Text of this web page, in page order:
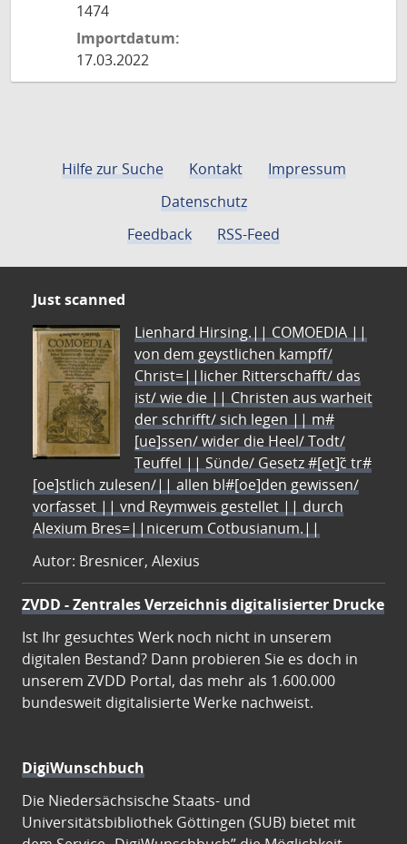
1474
Importdatum:
17.03.2022
Hilfe zur Suche Kontakt
Impressum
Datenschutz
Feedback
RSS-Feed
Just scanned
Lienhard Hirsing.|| COMOEDIA ||
von dem geystlichen kampff/
Christ=||licher Ritterschafft/ das
ist/ wie die || Christen aus warheit
der schrifft/ sich legen || m#
[ue]ssen/ wider die Heel/ Todt/
Teuffel || Sünde/ Gesetz #[et]c̃ tr#
[oe]stlich zulesen/|| allen bl#[oe]den gewissen/
vorfasset || vnd Reymweis gestellet || durch
Alexium Bres=||nicerum Cotbusianum.||
Autor: Bresnicer, Alexius
ZVDD - Zentrales Verzeichnis digitalisierter Drucke
Ist Ihr gesuchtes Werk noch nicht in unserem
digitalen Bestand? Dann probieren Sie es doch in
unserem ZVDD Portal, das mehr als 1.600.000
bundesweit digitalisierte Werke nachweist.
DigiWunschbuch
Die Niedersächsische Staats- und
Universitätsbibliothek Göttingen (SUB) bietet mit